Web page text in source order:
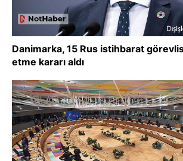
Danimarka, 15 Rus istihbarat
etme kararı aldı